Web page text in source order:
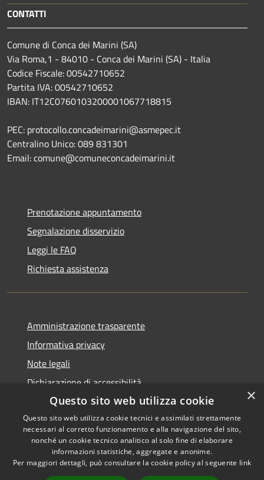
CONTATTI
Comune di Conca dei Marini (SA)
Via Roma,1 - 84010 - Conca dei Marini (SA) - Italia
Codice Fiscale: 00542710652
Partita IVA: 00542710652
IBAN: IT12C0760103200001067718815
PEC: protocollo.concadeimarini@asmepec.it
Centralino Unico: 089 831301
Email: comune@comuneconcadeimarini.it
Prenotazione appuntamento
Segnalazione disservizio
Leggi le FAQ
Richiesta assistenza
Amministrazione trasparente
Informativa privacy
Note legali
Dichiarazione di accessibilità
Accessibilità
Privacy
Copyright © 2026 • Comune di
Conca dei Marini • Powered by
Municipium
Accesso
×
Questo sito web utilizza cookie
Questo sito web utilizza cookie tecnici e assimilati strettamente
necessari al corretto funzionamento e alla navigazione del sito,
nonché un cookie tecnico analitico al solo fine di elaborare
informazioni statistiche, aggregate e anonime.
Per maggiori dettagli, può consultare la cookie policy al seguente link